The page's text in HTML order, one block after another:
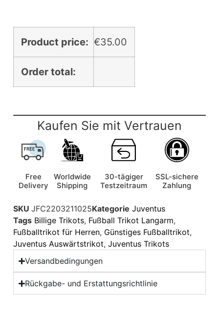
Product price: €35.00
Order total:
Kaufen Sie mit Vertrauen
Free
Delivery
Worldwide
Shipping
30-tägiger
Testzeitraum
SSL-sichere
Zahlung
SKU JFC2203211025Kategorie Juventus
Tags Billige Trikots, Fußball Trikot Langarm,
Fußballtrikot für Herren, Günstiges Fußballtrikot,
Juventus Auswärtstrikot, Juventus Trikots
Versandbedingungen
Rückgabe- und Erstattungsrichtlinie